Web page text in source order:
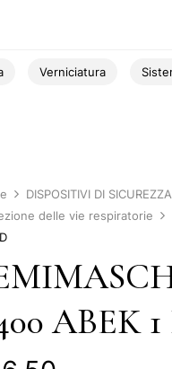
Verniciatura
DISPOSITIVI DI SICUREZZA
delle vie respiratorie
ABEK 1